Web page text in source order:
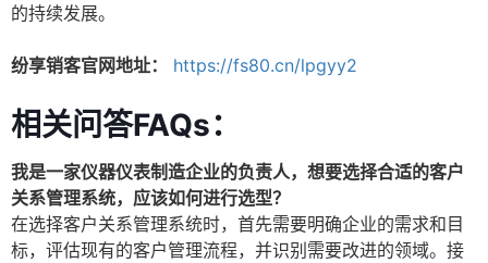
的持续发展。
纷享销客官网地址： https://fs80.cn/lpgyy2
相关问答FAQs：
我是一家仪器仪表制造企业的负责人，想要选择合适的客户
关系管理系统，应该如何进行选型？
在选择客户关系管理系统时，首先需要明确企业的需求和目
标，评估现有的客户管理流程，并识别需要改进的领域。接